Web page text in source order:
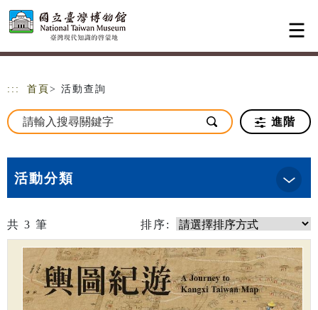
跳到主要內容
網站導覽
::: 首頁 > 活動查詢
進階
活動分類
共 3 筆 排序: